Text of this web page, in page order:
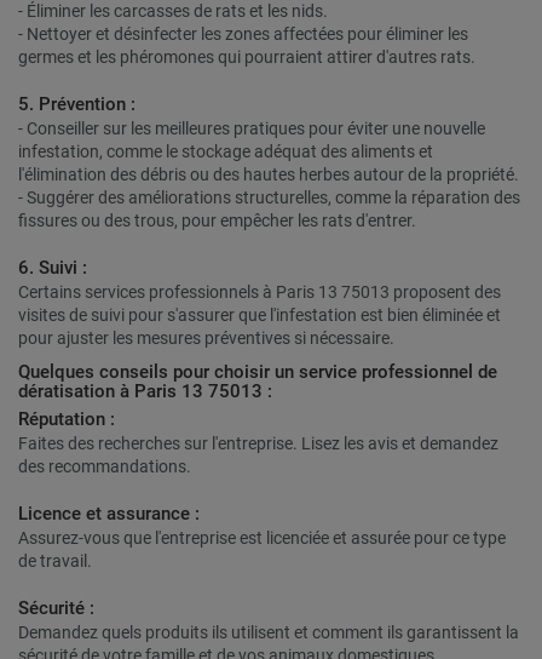
- Éliminer les carcasses de rats et les nids.
- Nettoyer et désinfecter les zones affectées pour éliminer les
germes et les phéromones qui pourraient attirer d'autres rats.
5. Prévention :
- Conseiller sur les meilleures pratiques pour éviter une nouvelle
infestation, comme le stockage adéquat des aliments et
l'élimination des débris ou des hautes herbes autour de la propriété.
- Suggérer des améliorations structurelles, comme la réparation des
fissures ou des trous, pour empêcher les rats d'entrer.
6. Suivi :
Certains services professionnels à Paris 13 75013 proposent des
visites de suivi pour s'assurer que l'infestation est bien éliminée et
pour ajuster les mesures préventives si nécessaire.
Quelques conseils pour choisir un service professionnel de
dératisation à Paris 13 75013 :
Réputation :
Faites des recherches sur l'entreprise. Lisez les avis et demandez
des recommandations.
Licence et assurance :
Assurez-vous que l'entreprise est licenciée et assurée pour ce type
de travail.
Sécurité :
Demandez quels produits ils utilisent et comment ils garantissent la